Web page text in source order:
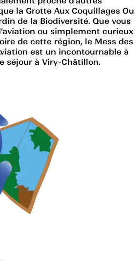
la Grotte Aux Coquillages Ou
de la Biodiversité. Que vous
ou simplement curieux
de cette région, le Mess des
est un incontournable à
séjour à Viry-Châtillon.